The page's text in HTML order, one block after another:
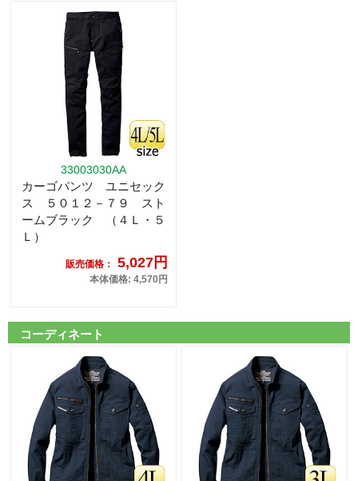
33003030AA
カーゴパンツ ユニセック
ス ５０１２－７９ スト
ームブラック （４Ｌ・５
Ｌ）
販売価格： 5,027円
本体価格: 4,570円
コーディネート